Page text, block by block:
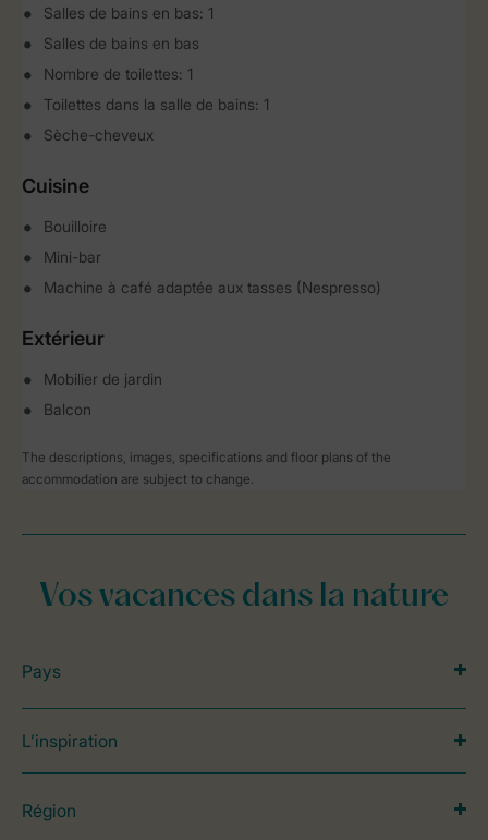
Salles de bains en bas: 1
Salles de bains en bas
Nombre de toilettes: 1
Toilettes dans la salle de bains: 1
Sèche-cheveux
Cuisine
Bouilloire
Mini-bar
Machine à café adaptée aux tasses (Nespresso)
Extérieur
Mobilier de jardin
Balcon
The descriptions, images, specifications and floor plans of the
accommodation are subject to change.
Vos vacances dans la nature
Pays
L’inspiration
Région